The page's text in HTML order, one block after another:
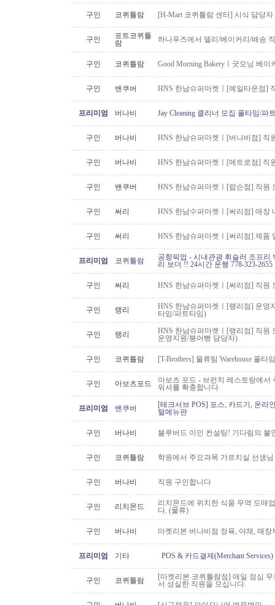
구인 코퀴틀람 [H-Mart 코퀴틀람 센터] 시식 담당
구인
포트코퀴틀
람
하나푸즈에서 델리/베이커리/배송
구인 코퀴틀람 Good Morning Bakeryㅣ굿모닝 베
구인 밴쿠버 HNS 한남슈퍼마켓ㅣ[예일타운점]
프리미엄 버나비 Jay Cleaning 클리너 모집 풀타임/파
구인 버나비 HNS 한남슈퍼마켓ㅣ[버나비점] 직
구인 버나비 HNS 한남슈퍼마켓ㅣ[메트로점] 직
구인 밴쿠버 HNS 한남슈퍼마켓ㅣ[랍슨점] 직원
구인 써리 HNS 한남수퍼마켓ㅣ[써리점] 매장
구인 써리 HNS 한남슈퍼마켓ㅣ[써리점] 제품
프리미엄 코퀴틀람
공항픽업 - 시내관광 휘슬러 조프
리 보더 !! 24시간 운행 778-323-2655
구인 써리 HNS 한남슈퍼마켓ㅣ[써리점] 직원
구인 랭리
HNS 한남슈퍼마켓ㅣ[랭리점] 운영
타임/파트타임)
구인 랭리
HNS 한남슈퍼마켓ㅣ[랭리점] 직원
운영지원/붕어빵 담당자)
구인 코퀴틀람 [T-Brothers] 물류팀 Warehouse 풀타
구인 아보츠포드
아보츠 포드 - 브런치 레스토랑에서
워셔를 확충합니다.
프리미엄 밴쿠버
[테크서브 POS] 포스, 카드기, 온라
털메뉴판
구인 버나비 블루버드 이민 컨설팅! 기다림의 불
구인 코퀴틀람 학원에서 주요과목 가르치실 선생
구인 버나비 직원 구인합니다
구인 리치몬드
리치몬드에 위치한 식품 무역 도매
다. (물류)
구인 버나비 마켓리본 버나비점 정육, 야채, 매
프리미엄 기타 POS & 카드결제(Merchant
구인 코퀴틀람
[마켓리본 코퀴틀람점] 매일 점심
서 성실한 직원을 모십니다.